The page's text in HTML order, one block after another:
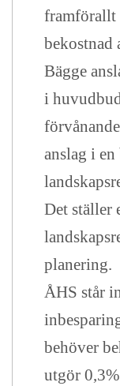
framförallt
bekostnad
Bägge
i
anslag i en
Det ställer
planering.
ÅHS står
behöver
utgör